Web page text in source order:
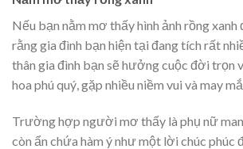
Nếu bạn nằm mơ thấy hình ảnh rồng xanh
rằng gia đình bạn hiện tại đang tích rất
thân gia đình bạn sẽ hưởng cuộc đời trọn
hoa phú quý, gặp nhiều niềm vui và may
Trường hợp người mơ thấy là phụ nữ
còn ẩn chứa hàm ý như một lời chúc phúc